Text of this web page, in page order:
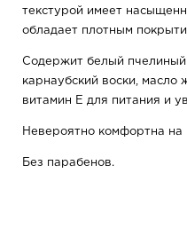
текстурой имеет
обладает плотным
Содержит белый пчелиный
карнаубский воски, масло
витамин Е для питания и
Невероятно комфортна на
Без парабенов.